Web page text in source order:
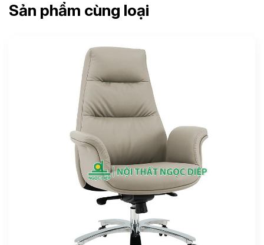
Sản phẩm cùng loại